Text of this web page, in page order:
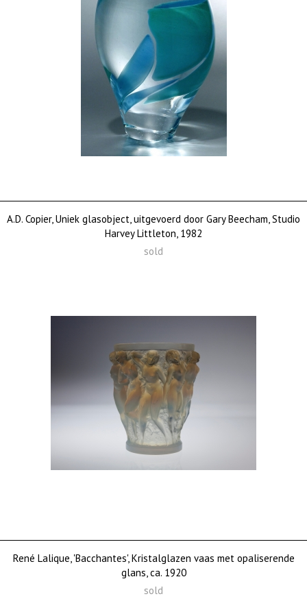
A.D. Copier, Uniek glasobject, uitgevoerd door Gary Beecham, Studio
Harvey Littleton, 1982
sold
René Lalique, 'Bacchantes', Kristalglazen vaas met opaliserende
glans, ca. 1920
sold